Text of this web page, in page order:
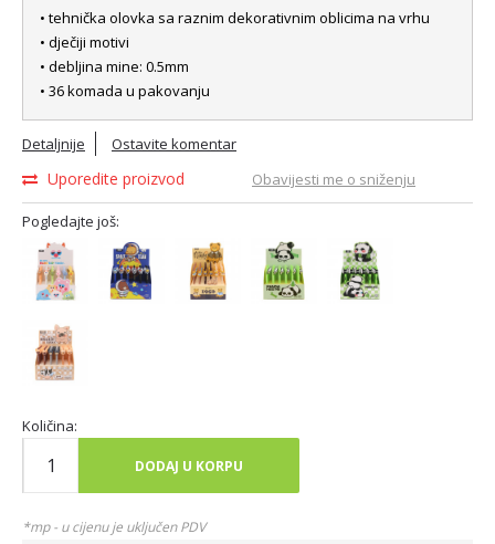
• tehnička olovka sa raznim dekorativnim oblicima na vrhu
• dječiji motivi
• debljina mine: 0.5mm
• 36 komada u pakovanju
Detaljnije Ostavite komentar
Uporedite proizvod Obavijesti me o sniženju
Pogledajte još:
Količina:
DODAJ U KORPU
*mp - u cijenu je uključen PDV